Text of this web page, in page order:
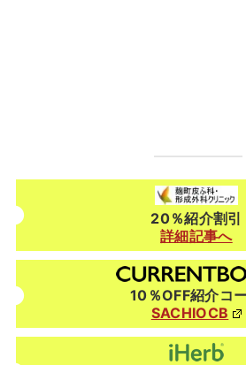
20％紹介割引
詳細記事へ
10％OFF紹介コ
SACHIOCB